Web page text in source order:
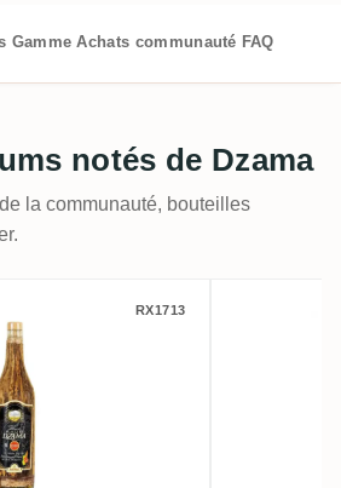
Gamme Achats communauté FAQ
notés de Dzama
la communauté, bouteilles
RX1713